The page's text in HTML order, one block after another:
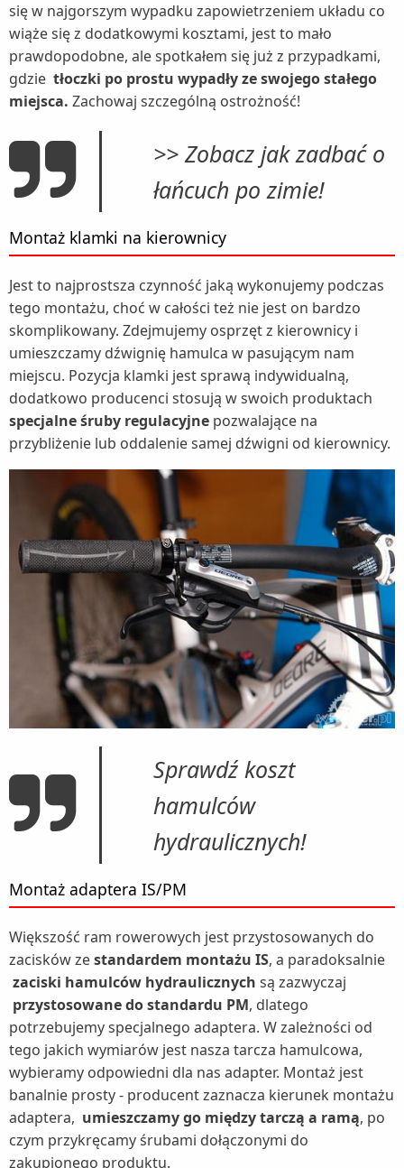
się w najgorszym wypadku zapowietrzeniem układu co
wiąże się z dodatkowymi kosztami, jest to mało
prawdopodobne, ale spotkałem się już z przypadkami,
gdzie tłoczki po prostu wypadły ze swojego stałego
miejsca. Zachowaj szczególną ostrożność!
>> Zobacz jak zadbać o
łańcuch po zimie!
Montaż klamki na kierownicy
Jest to najprostsza czynność jaką wykonujemy podczas
tego montażu, choć w całości też nie jest on bardzo
skomplikowany. Zdejmujemy osprzęt z kierownicy i
umieszczamy dźwignię hamulca w pasującym nam
miejscu. Pozycja klamki jest sprawą indywidualną,
dodatkowo producenci stosują w swoich produktach
specjalne śruby regulacyjne pozwalające na
przybliżenie lub oddalenie samej dźwigni od kierownicy.
Sprawdź koszt
hamulców
hydraulicznych!
Montaż adaptera IS/PM
Większość ram rowerowych jest przystosowanych do
zacisków zestandardem montażu IS, a paradoksalnie
zaciski hamulców hydraulicznych są zazwyczaj
przystosowane do standardu PM, dlatego
potrzebujemy specjalnego adaptera. W zależności od
tego jakich wymiarów jest nasza tarcza hamulcowa,
wybieramy odpowiedni dla nas adapter. Montaż jest
banalnie prosty - producent zaznacza kierunek montażu
adaptera, umieszczamy go między tarczą a ramą, po
czym przykręcamy śrubami dołączonymi do
zakupionego produktu.